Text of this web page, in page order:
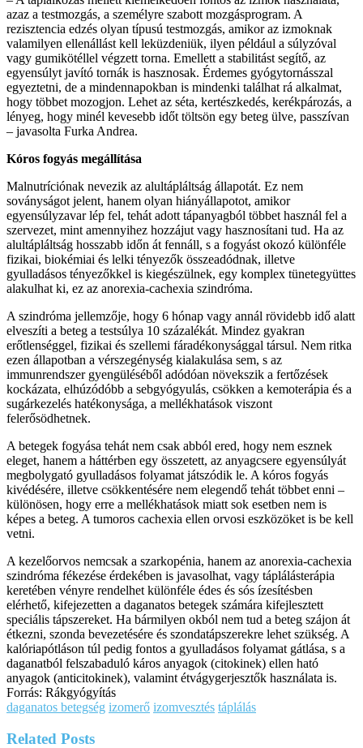
azaz a testmozgás, a személyre szabott mozgásprogram. A
rezisztencia edzés olyan típusú testmozgás, amikor az izmoknak
valamilyen ellenállást kell leküzdeniük, ilyen például a súlyzóval
vagy gumikötéllel végzett torna. Emellett a stabilitást segítő, az
egyensúlyt javító tornák is hasznosak. Érdemes gyógytornásszal
egyeztetni, de a mindennapokban is mindenki találhat rá alkalmat,
hogy többet mozogjon. Lehet az séta, kertészkedés, kerékpározás, a
lényeg, hogy minél kevesebb időt töltsön egy beteg ülve, passzívan
– javasolta Furka Andrea.
Kóros fogyás megállítása
Malnutríciónak nevezik az alultápláltság állapotát. Ez nem
soványságot jelent, hanem olyan hiányállapotot, amikor
egyensúlyzavar lép fel, tehát adott tápanyagból többet használ fel a
szervezet, mint amennyihez hozzájut vagy hasznosítani tud. Ha az
alultápláltság hosszabb időn át fennáll, s a fogyást okozó különféle
fizikai, biokémiai és lelki tényezők összeadódnak, illetve
gyulladásos tényezőkkel is kiegészülnek, egy komplex tünetegyüttes
alakulhat ki, ez az anorexia-cachexia szindróma.
A szindróma jellemzője, hogy 6 hónap vagy annál rövidebb idő alatt
elveszíti a beteg a testsúlya 10 százalékát. Mindez gyakran
erőtlenséggel, fizikai és szellemi fáradékonysággal társul. Nem ritka
ezen állapotban a vérszegénység kialakulása sem, s az
immunrendszer gyengüléséből adódóan növekszik a fertőzések
kockázata, elhúzódóbb a sebgyógyulás, csökken a kemoterápia és a
sugárkezelés hatékonysága, a mellékhatások viszont
felerősödhetnek.
A betegek fogyása tehát nem csak abból ered, hogy nem esznek
eleget, hanem a háttérben egy összetett, az anyagcsere egyensúlyát
megbolygató gyulladásos folyamat játszódik le. A kóros fogyás
kivédésére, illetve csökkentésére nem elegendő tehát többet enni –
különösen, hogy erre a mellékhatások miatt sok esetben nem is
képes a beteg. A tumoros cachexia ellen orvosi eszközöket is be kell
vetni.
A kezelőorvos nemcsak a szarkopénia, hanem az anorexia-cachexia
szindróma fékezése érdekében is javasolhat, vagy táplálásterápia
keretében vényre rendelhet különféle édes és sós ízesítésben
elérhető, kifejezetten a daganatos betegek számára kifejlesztett
speciális tápszereket. Ha bármilyen okból nem tud a beteg szájon át
étkezni, szonda bevezetésére és szondatápszerekre lehet szükség. A
kalóriapótláson túl pedig fontos a gyulladásos folyamat gátlása, s a
daganatból felszabaduló káros anyagok (citokinek) ellen ható
anyagok (anticitokinek), valamint étvágygerjesztők használata is.
Forrás: Rákgyógyítás
daganatos betegség izomerő izomvesztés táplálás
Related Posts